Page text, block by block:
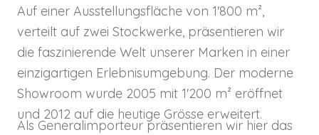
Auf einer Ausstellungsfläche von 1'800 m²,
verteilt auf zwei Stockwerke, präsentieren wir
die faszinierende Welt unserer Marken in einer
einzigartigen Erlebnisumgebung. Der moderne
Showroom wurde 2005 mit 1'200 m² eröffnet
und 2012 auf die heutige Grösse erweitert.
Als Generalimporteur präsentieren wir hier das